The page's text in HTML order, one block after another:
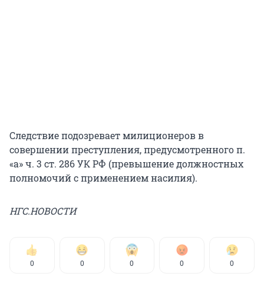
Следствие подозревает милиционеров в
совершении преступления, предусмотренного п.
«а» ч. 3 ст. 286 УК РФ (превышение должностных
полномочий с применением насилия).
НГС.НОВОСТИ
0 0 0 0 0